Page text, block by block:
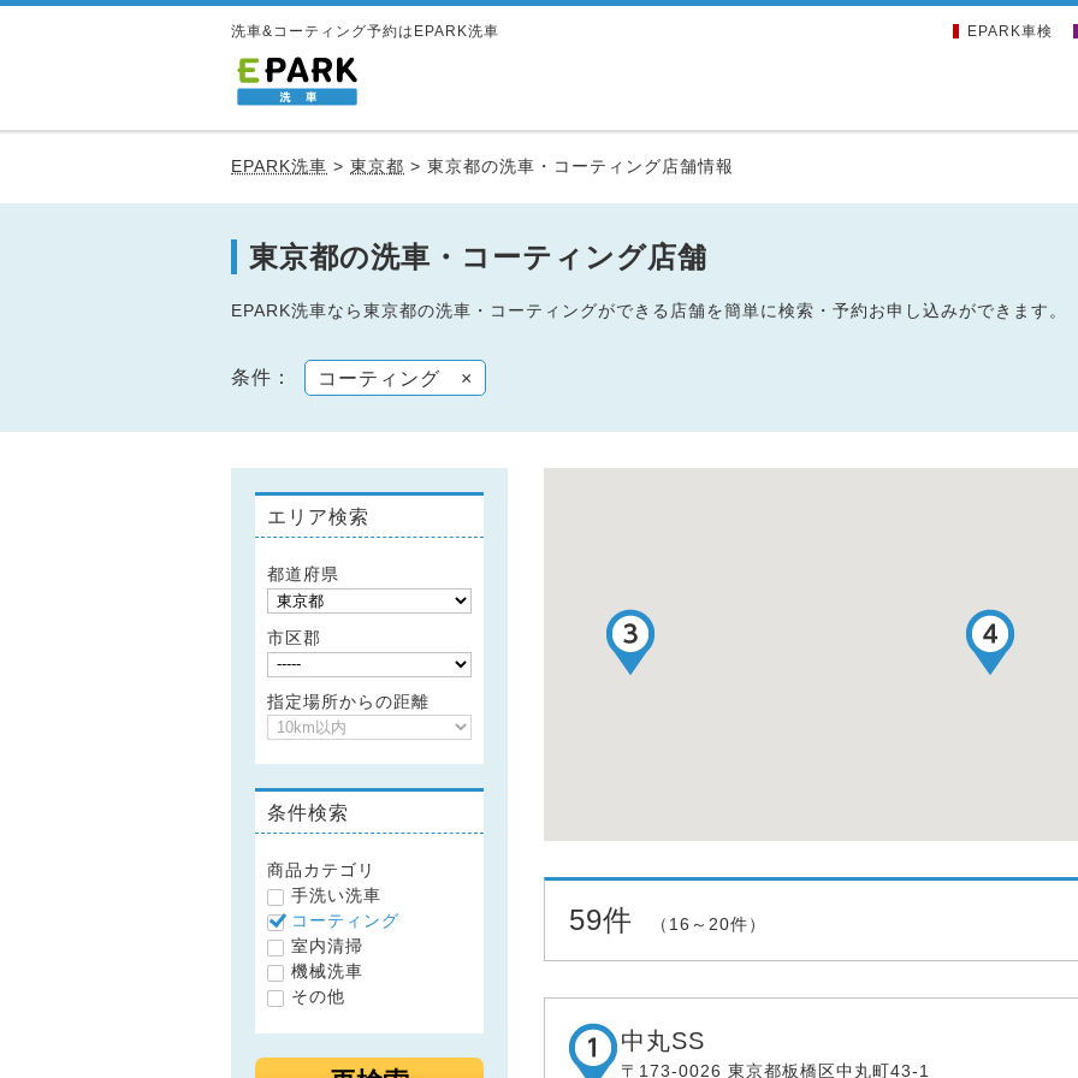
洗車&コーティング予約はEPARK洗車 EPARK車検
EPARK洗車 > 東京都 > 東京都の洗車・コーティング店舗情報
東京都の洗車・コーティング店舗
EPARK洗車なら東京都の洗車・コーティングができる店舗を簡単に検索・予約お申し込みができます。
条件： コーティング ×
エリア検索
都道府県
市区郡
指定場所からの距離
条件検索
商品カテゴリ
手洗い洗車
コーティング
室内清掃
機械洗車
その他
59件 （16～20件）
中丸SS
〒173-0026 東京都板橋区中丸町43-1